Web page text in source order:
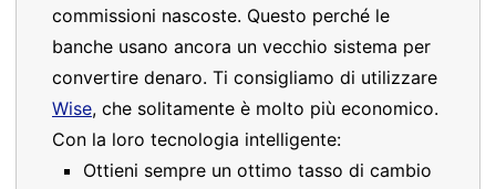
commissioni nascoste. Questo perché le
banche usano ancora un vecchio sistema per
convertire denaro. Ti consigliamo di utilizzare
Wise, che solitamente è molto più economico.
Con la loro tecnologia intelligente:
Ottieni sempre un ottimo tasso di cambio